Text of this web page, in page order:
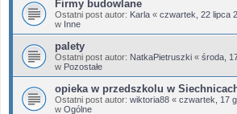
Firmy budowlane
Ostatni post autor: Karla « czwartek, 22 lipca
w Inne
palety
Ostatni post autor: NatkaPietruszki « środa,
w Pozostałe
opieka w przedszkolu w
Ostatni post autor: wiktoria88 « czwartek, 17
w Ogólne